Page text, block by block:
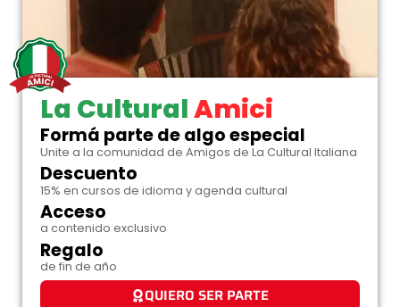
La CulturalAmici
Formá parte de algo especial
Unite a la comunidad de Amigos de La Cultural Italiana
Descuento
15% en cursos de idioma y agenda cultural
Acceso
a contenido exclusivo
Regalo
de fin de año
QUIERO SER PARTE